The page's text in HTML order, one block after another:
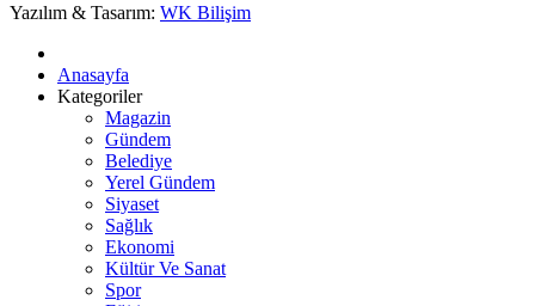
Yazılım & Tasarım: WK Bilişim
Anasayfa
Kategoriler
Magazin
Gündem
Belediye
Yerel Gündem
Siyaset
Sağlık
Ekonomi
Kültür Ve Sanat
Spor